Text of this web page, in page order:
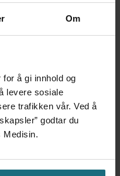
Om
å gi innhold og
levere sosiale
trafikken vår. Ved å
godtar du
Medisin.
en grunnlov for